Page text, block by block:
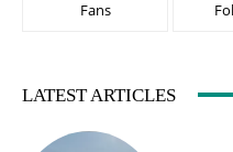
Fans
LATEST ARTICLES